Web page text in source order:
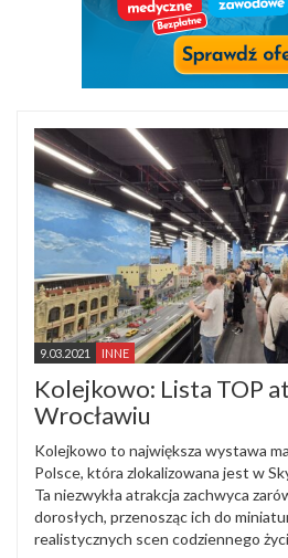
9.03.2021 INNE
Kolejkowo: Lista TOP
Wrocławiu
Kolejkowo to największa wystawa
Polsce, która zlokalizowana jest w
Ta niezwykła atrakcja zachwyca
dorosłych, przenosząc ich do
realistycznych scen codziennego